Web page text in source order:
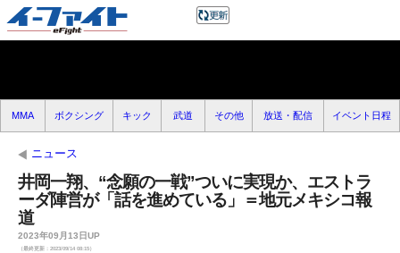
MMA ボクシング キック 武道 その他 放送・配信 イベント日程
ニュース
井岡一翔、“念願の一戦”ついに実現か、エストラ
ーダ陣営が「話を進めている」＝地元メキシコ報
道
2023年09月13日UP
（最終更新：2023/09/14 08:15）